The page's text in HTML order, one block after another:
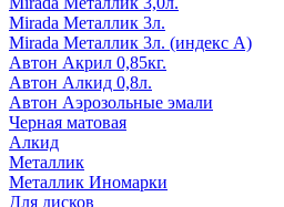
Mirada Металлик 3л.
Mirada Металлик 3л. (индекс А)
Автон Акрил 0,85кг.
Автон Алкид 0,8л.
Автон Аэрозольные эмали
Черная матовая
Алкид
Металлик
Металлик Иномарки
Для дисков